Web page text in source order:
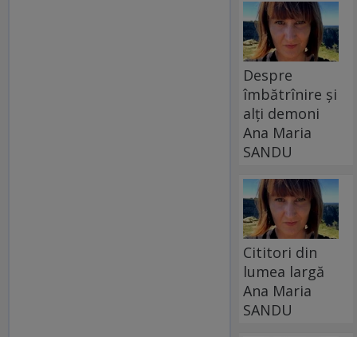
Despre
îmbătrînire și
alți demoni
Ana Maria
SANDU
Cititori din
lumea largă
Ana Maria
SANDU